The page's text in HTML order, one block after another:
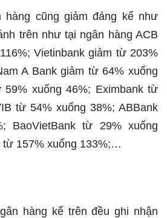
hàng cũng giảm đáng kể như
trên như tại ngân hàng ACB
Vietinbank giảm từ 203%
A Bank giảm từ 64% xuống
xuống 46%; Eximbank từ
từ 54% xuống 38%; ABBank
BaoVietBank từ 29% xuống
từ 157% xuống 133%;…
hàng kể trên đều ghi nhận